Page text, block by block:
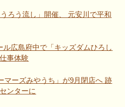
ろう流し」開催、 元安川で平和
ル広島府中で「キッズダムひろし
事体験
マーズみやうち」が9月閉店へ 跡
ンターに